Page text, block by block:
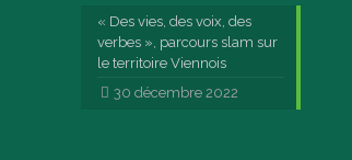
« Des vies, des voix, des
verbes », parcours slam sur
le territoire Viennois
30 décembre 2022